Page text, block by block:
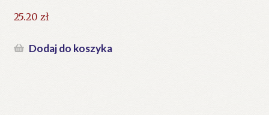
25.20 zł
Dodaj do koszyka